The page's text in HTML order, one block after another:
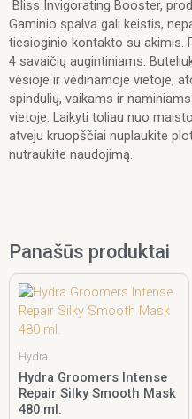
Bliss Invigorating Booster,
Gaminio spalva gali keistis,
tiesioginio kontakto su akimis.
4 savaičių augintiniams.
vėsioje ir vėdinamoje vietoje,
spindulių, vaikams ir
vietoje. Laikyti toliau nuo
atveju kruopščiai nuplaukite
nutraukite naudojimą.
Panašūs produktai
Hydra
Hydra Groomers Intense
Repair Silky Smooth Mask
480 ml.